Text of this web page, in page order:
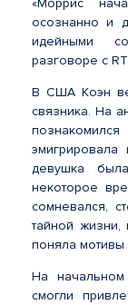
«Моррис
осознанно и
идейными
разговоре с
В США Коэн
связника. На
девушка
некоторое
сомневался,
тайной
поняла мотивы
На
смогли